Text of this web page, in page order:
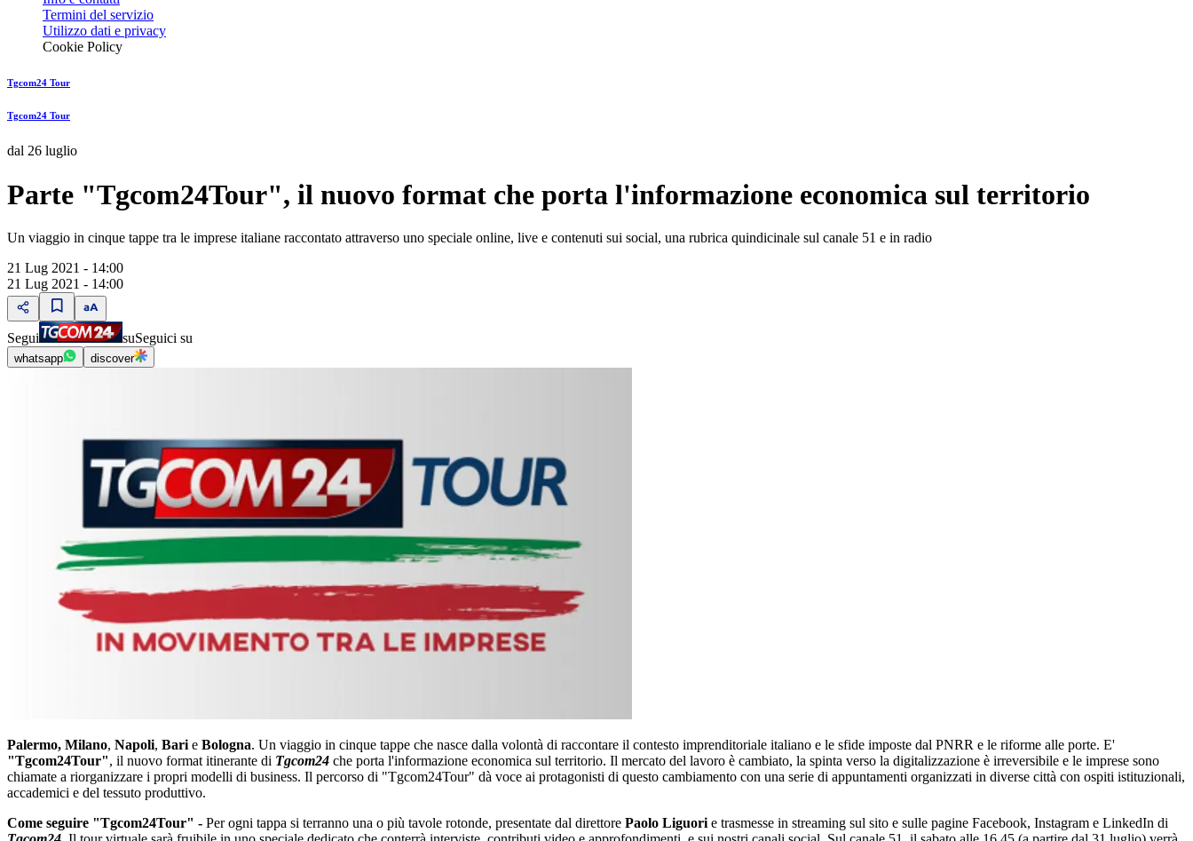
Termini del servizio
Utilizzo dati e privacy
Cookie Policy
Tgcom24 Tour
Tgcom24 Tour
dal 26 luglio
Parte "Tgcom24Tour", il nuovo format che porta l'informazione economica sul territorio
Un viaggio in cinque tappe tra le imprese italiane raccontato attraverso uno speciale online, live e contenuti sui social, una rubrica quindicinale sul canale 51 e in radio
21 Lug 2021 - 14:00
21 Lug 2021 - 14:00
Segui suSeguici su
whatsapp discover
Palermo, Milano, Napoli, Bari e Bologna. Un viaggio in cinque tappe che nasce dalla volontà di raccontare il contesto imprenditoriale italiano e le sfide imposte dal PNRR e le riforme alle porte. E'
"Tgcom24Tour", il nuovo format itinerante di Tgcom24 che porta l'informazione economica sul territorio. Il mercato del lavoro è cambiato, la spinta verso la digitalizzazione è irreversibile e le imprese sono
chiamate a riorganizzare i propri modelli di business. Il percorso di "Tgcom24Tour" dà voce ai protagonisti di questo cambiamento con una serie di appuntamenti organizzati in diverse città con ospiti istituzionali,
accademici e del tessuto produttivo.
Come seguire "Tgcom24Tour" - Per ogni tappa si terranno una o più tavole rotonde, presentate dal direttore Paolo Liguori e trasmesse in streaming sul sito e sulle pagine Facebook, Instagram e LinkedIn di